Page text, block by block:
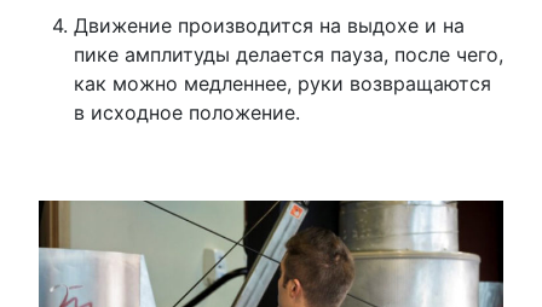
Движение производится на выдохе и на
пике амплитуды делается пауза, после чего,
как можно медленнее, руки возвращаются
в исходное положение.